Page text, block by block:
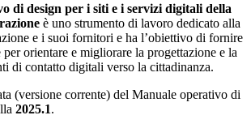
di design per i siti e i servizi digitali della
è uno strumento di lavoro dedicato alla
e i suoi fornitori e ha l’obiettivo di fornire
orientare e migliorare la progettazione e la
di contatto digitali verso la cittadinanza.
(versione corrente) del Manuale operativo di
2025.1.